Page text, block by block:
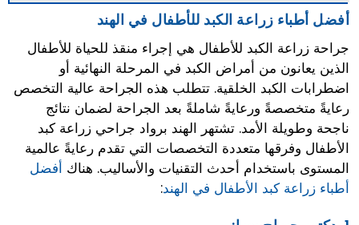
أفضل أطباء زراعة الكبد للأطفال في الهند
جراحة زراعة الكبد للأطفال هي إجراء منقذ للحياة للأطفال
الذين يعانون من أمراض الكبد في المرحلة النهائية أو
اضطرابات الكبد الخلقية. تتطلب هذه الجراحة عالية التخصص
رعايةً متخصصةً ورعايةً شاملةً بعد الجراحة لضمان نتائج
ناجحة وطويلة الأمد. تشتهر الهند برواد جراحي زراعة كبد
الأطفال وفرقها متعددة التخصصات التي تقدم رعايةً عالمية
المستوى باستخدام أحدث التقنيات والأساليب. هناك أفضل
أطباء زراعة كبد الأطفال في الهند: